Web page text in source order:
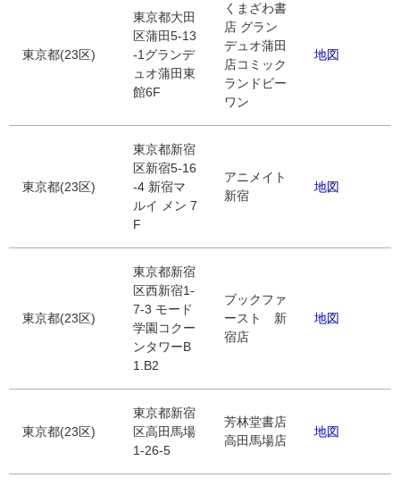
東京都(23区)
東京都大田
区蒲田5-13
-1グランデ
ュオ蒲田東
館6F
くまざわ書
店 グラン
デュオ蒲田
店コミック
ランドビー
ワン
地図
東京都(23区)
東京都新宿
区新宿5-16
-4 新宿マ
ルイ メン 7
F
アニメイト
新宿
地図
東京都(23区)
東京都新宿
区西新宿1-
7-3 モード
学園コクー
ンタワーB
1.B2
ブックファ
ースト 新
宿店
地図
東京都(23区)
東京都新宿
区高田馬場
1-26-5
芳林堂書店
高田馬場店
地図